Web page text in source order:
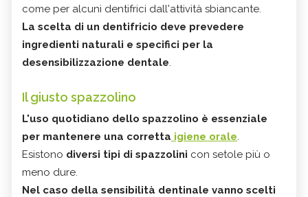
come per alcuni dentifrici dall'attività sbiancante.
La scelta di un dentifricio deve prevedere
ingredienti naturali e specifici per la
desensibilizzazione dentale.
Il giusto spazzolino
L'uso quotidiano dello spazzolino è essenziale
per mantenere una corretta igiene orale.
Esistono diversi tipi di spazzolini con setole più o
meno dure.
Nel caso della sensibilità dentinale vanno scelti